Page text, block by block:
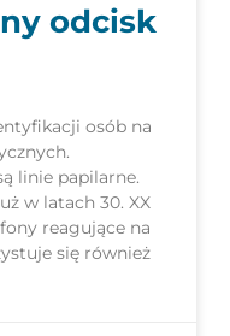
odcisk
osób na
linie papilarne.
w latach 30. XX
reagujące na
się również